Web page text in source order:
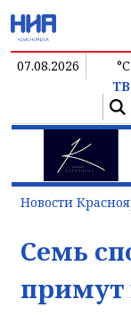
07.08.2026 °C
Новости
Семь
примут